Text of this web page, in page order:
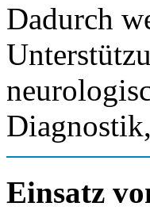
Dadurch
Einsatz